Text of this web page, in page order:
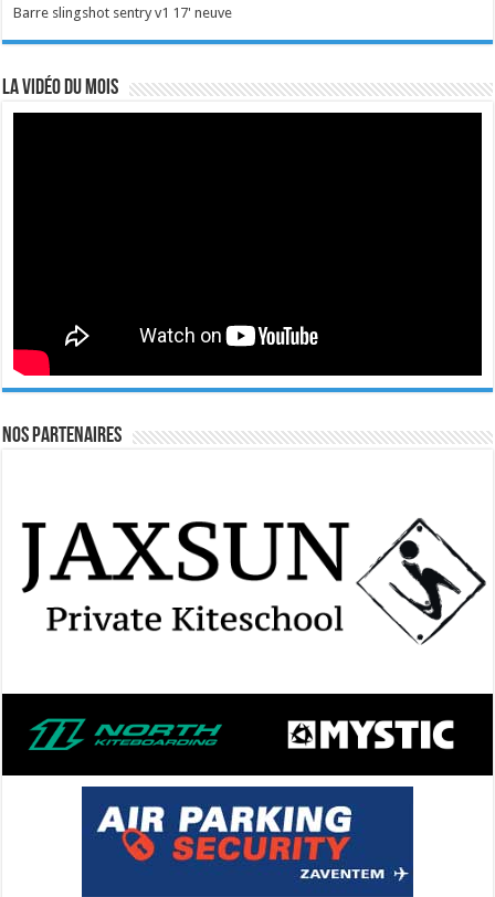
Barre slingshot sentry v1 17' neuve
La vidéo du mois
Nos Partenaires